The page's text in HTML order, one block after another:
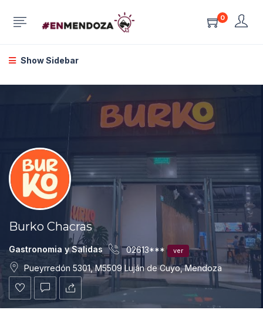
0
Show Sidebar
Burko Chacras
Gastronomia y Salidas 02613*** ver
Pueyrredón 5301, M5509 Luján de Cuyo, Mendoza